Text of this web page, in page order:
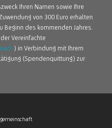
Ihren Namen sowie Ihre
von 300 Euro erhalten
Beginn des kommenden Jahres.
Vereinfachte
›) in Verbindung mit Ihrem
(Spendenquittung) zur